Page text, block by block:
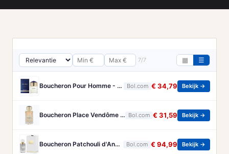
7/7 ▦ ☰
Boucheron Pour Homme - 100ml - Eau de toilette Bol.com € 34,79 Bekijk →
Boucheron Place Vendôme eau de parfum voor dames - Oriëntaals-houtachtig - 100 ml Bol.com € 31,59 Bekijk →
Boucheron Patchouli d'Angkor Eau de Parfum 125ml Bol.com € 94,99 Bekijk →